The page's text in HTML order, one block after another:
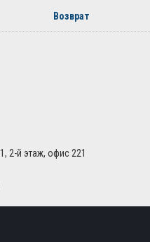
Возврат
2-й этаж, офис 221